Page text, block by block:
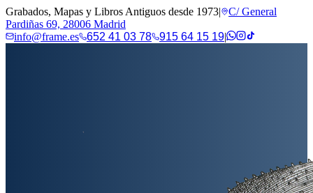
Grabados, Mapas y Libros Antiguos desde 1973|
C/ General
Pardiñas 69, 28006 Madrid
info@frame.es
652 41 03 78 915 64 15 19|